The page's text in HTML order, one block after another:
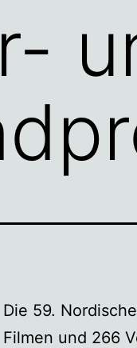
Die 59.
Filmen und 266